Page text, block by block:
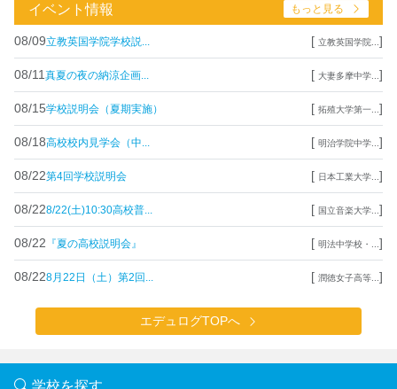
イベント情報 もっと見る
08/09立教英国学院学校説... [ 立教英国学院... ]
08/11 真夏の夜の納涼企画... [ 大妻多摩中学... ]
08/15学校説明会（夏期実施） [ 拓殖大学第一... ]
08/18高校校内見学会（中... [ 明治学院中学... ]
08/22第4回学校説明会 [ 日本工業大学... ]
08/228/22(土)10:30高校普... [ 国立音楽大学... ]
08/22 『夏の高校説明会』 [ 明法中学校・... ]
08/228月22日（土）第2回... [ 潤徳女子高等... ]
エデュログTOPへ
学校を探す